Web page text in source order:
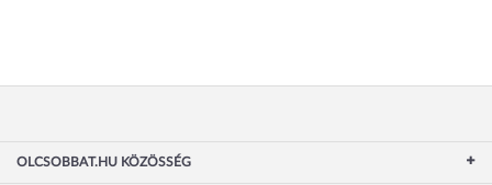
OLCSOBBAT.HU KÖZÖSSÉG